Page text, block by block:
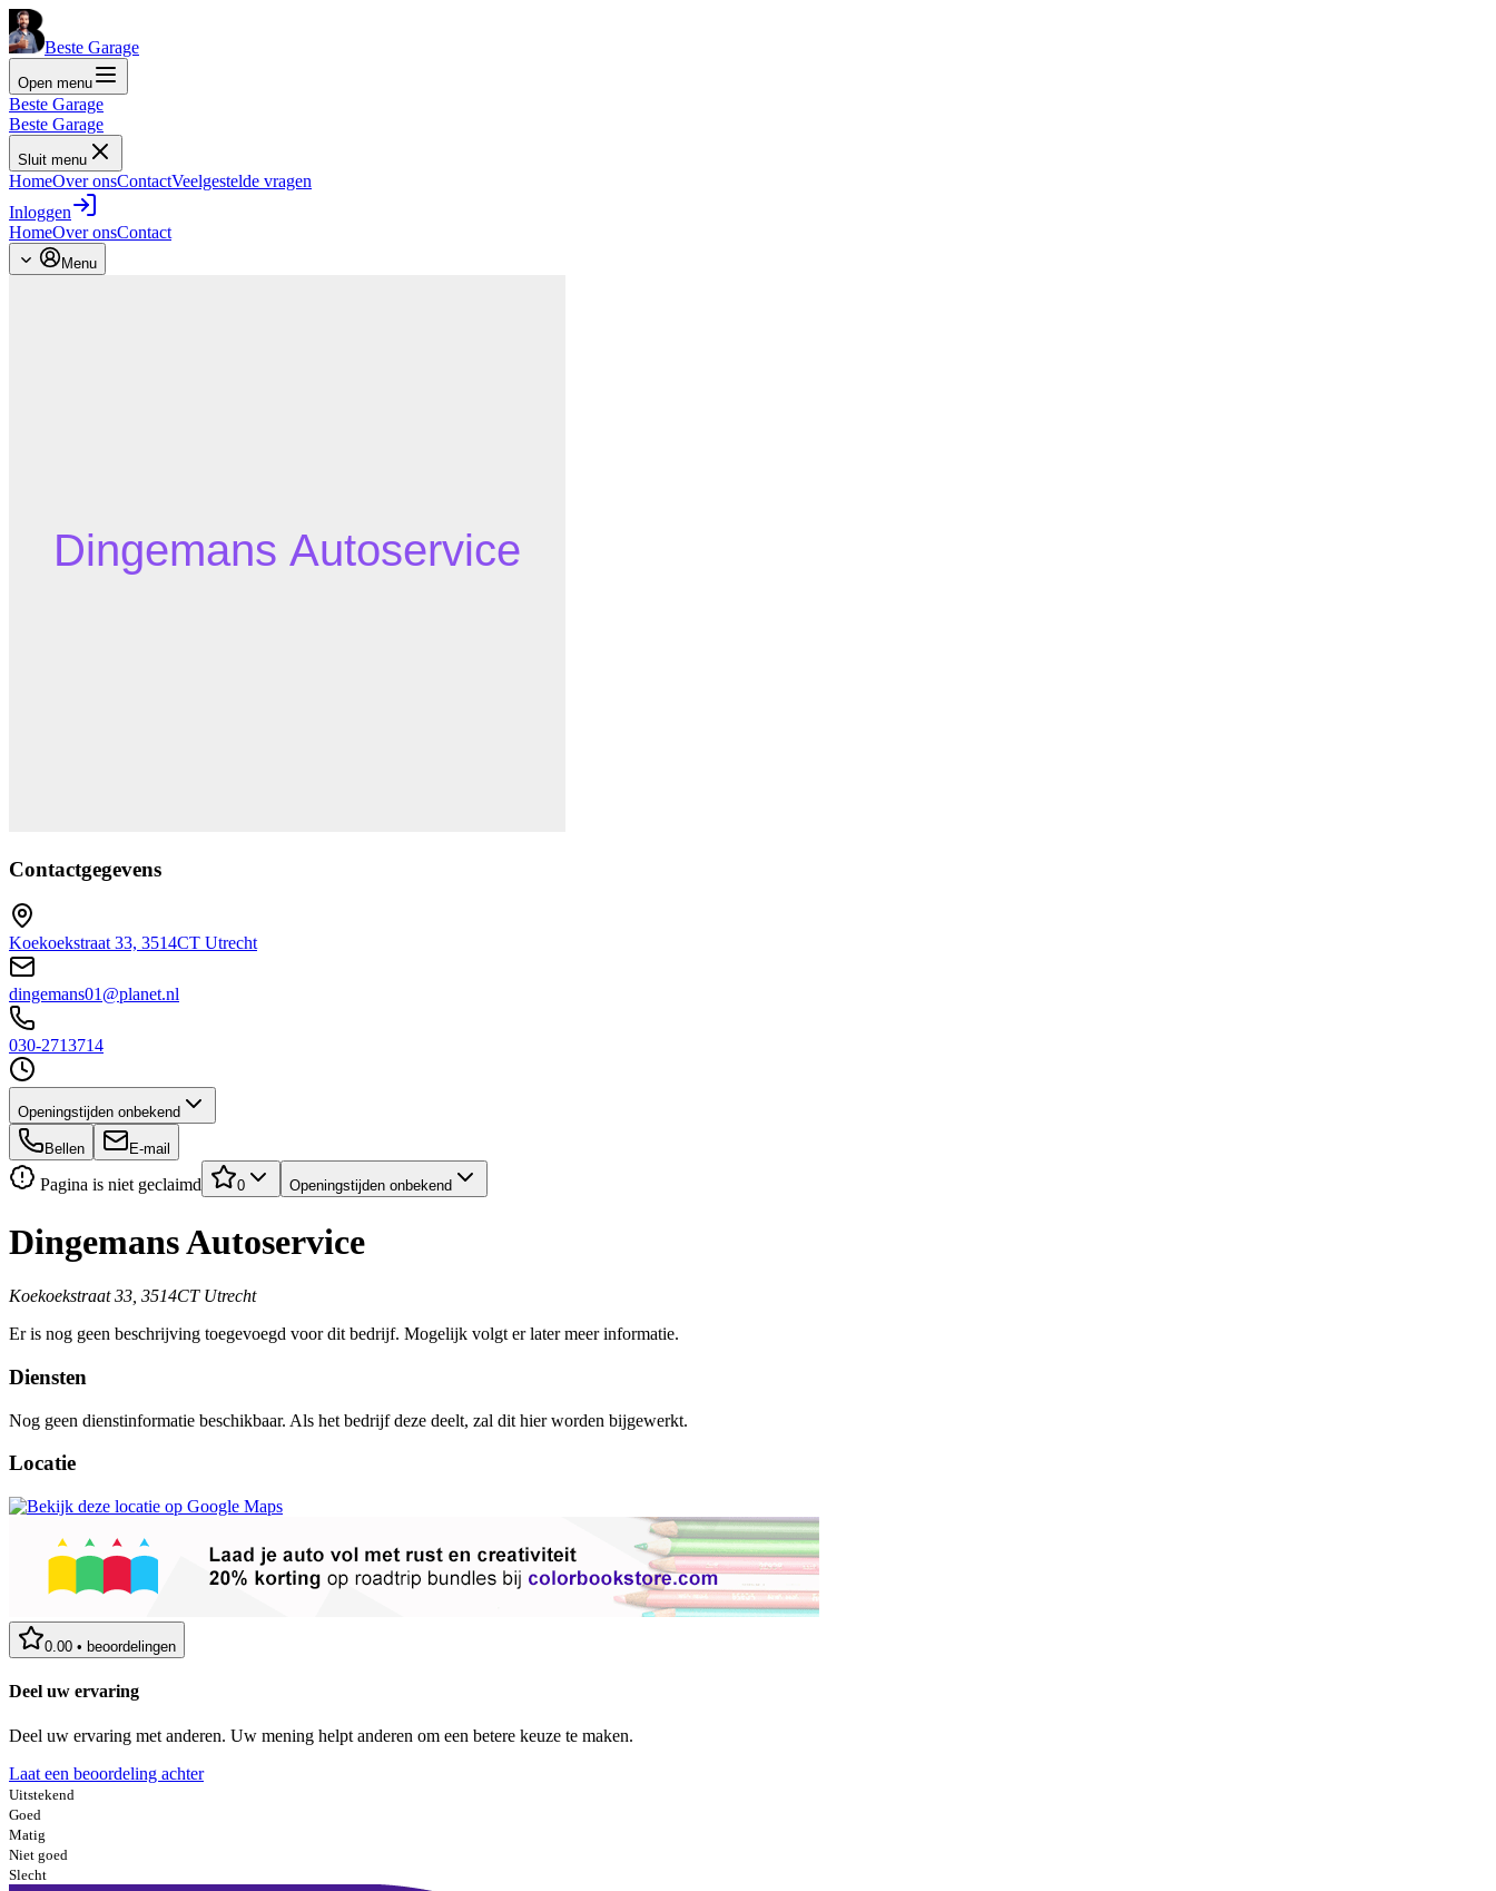
Beste Garage
Open menu
Beste Garage
Beste Garage
Sluit menu
HomeOver onsContactVeelgestelde vragen
Inloggen
HomeOver onsContact
Menu
Contactgegevens
Koekoekstraat 33, 3514CT Utrecht
dingemans01@planet.nl
030-2713714
Openingstijden onbekend
Bellen E-mail
Pagina is niet geclaimd 0 Openingstijden onbekend
Dingemans Autoservice
Koekoekstraat 33, 3514CT Utrecht
Er is nog geen beschrijving toegevoegd voor dit bedrijf. Mogelijk volgt er later meer informatie.
Diensten
Nog geen dienstinformatie beschikbaar. Als het bedrijf deze deelt, zal dit hier worden bijgewerkt.
Locatie
0.00 • beoordelingen
Deel uw ervaring
Deel uw ervaring met anderen. Uw mening helpt anderen om een betere keuze te maken.
Laat een beoordeling achter
Uitstekend
Goed
Matig
Niet goed
Slecht